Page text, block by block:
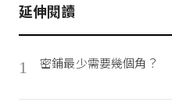
延伸閱讀
1 密鋪最少需要幾個角？